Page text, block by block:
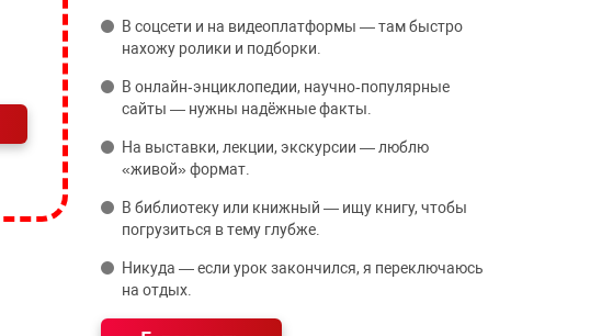
В соцсети и на видеоплатформы — там быстро
нахожу ролики и подборки.
В онлайн‑энциклопедии, научно‑популярные
сайты — нужны надёжные факты.
На выставки, лекции, экскурсии — люблю
«живой» формат.
В библиотеку или книжный — ищу книгу, чтобы
погрузиться в тему глубже.
Никуда — если урок закончился, я переключаюсь
на отдых.